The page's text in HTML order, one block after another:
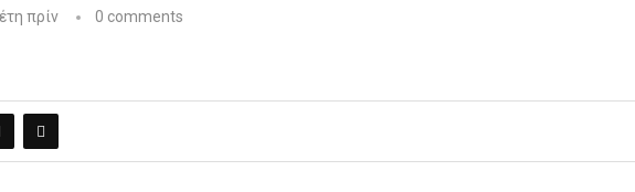
πρίν 0 comments